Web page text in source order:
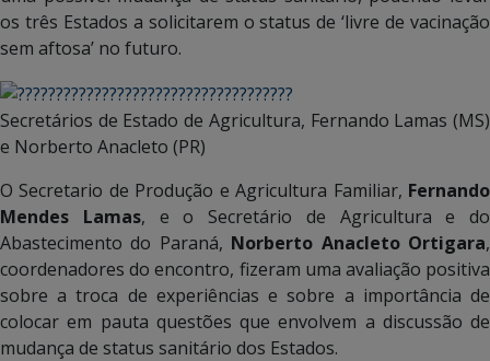
os três Estados a solicitarem o status de ‘livre de vacinação
sem aftosa’ no futuro.
Secretários de Estado de Agricultura, Fernando Lamas (MS)
e Norberto Anacleto (PR)
O Secretario de Produção e Agricultura Familiar, Fernando
Mendes Lamas, e o Secretário de Agricultura e do
Abastecimento do Paraná, Norberto Anacleto Ortigara,
coordenadores do encontro, fizeram uma avaliação positiva
sobre a troca de experiências e sobre a importância de
colocar em pauta questões que envolvem a discussão de
mudança de status sanitário dos Estados.